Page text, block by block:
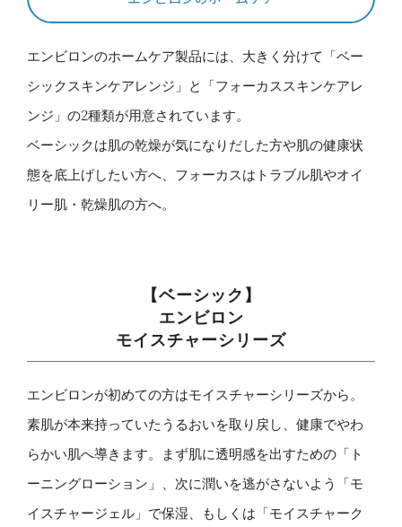
エンビロンのホームケア製品には、大きく分けて「ベー
シックスキンケアレンジ」と「フォーカススキンケアレ
ンジ」の2種類が用意されています。
ベーシックは肌の乾燥が気になりだした方や肌の健康状
態を底上げしたい方へ、フォーカスはトラブル肌やオイ
リー肌・乾燥肌の方へ。
【ベーシック】
エンビロン
モイスチャーシリーズ
エンビロンが初めての方はモイスチャーシリーズから。
素肌が本来持っていたうるおいを取り戻し、健康でやわ
らかい肌へ導きます。まず肌に透明感を出すための「ト
ーニングローション」、次に潤いを逃がさないよう「モ
イスチャージェル」で保湿、もしくは「モイスチャーク